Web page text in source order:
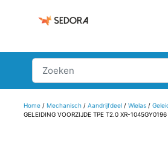
Home/ Mechanisch/ Aandrijfdeel/ Wielas/
GELEIDING VOORZIJDE TPE T2.0 XR-1045GY0196